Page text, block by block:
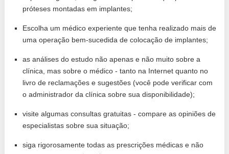
próteses montadas em implantes;
Escolha um médico experiente que tenha realizado mais de
uma operação bem-sucedida de colocação de implantes;
as análises do estudo não apenas e não muito sobre a
clínica, mas sobre o médico - tanto na Internet quanto no
livro de reclamações e sugestões (você pode verificar com
o administrador da clínica sobre sua disponibilidade);
visite algumas consultas gratuitas - compare as opiniões de
especialistas sobre sua situação;
siga rigorosamente todas as prescrições médicas e não